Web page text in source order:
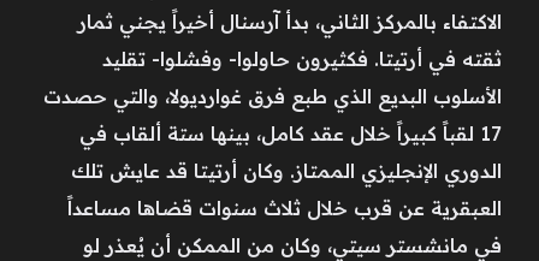
الاكتفاء بالمركز الثاني، بدأ آرسنال أخيراً يجني ثمار
ثقته في أرتيتا. فكثيرون حاولوا- وفشلوا- تقليد
الأسلوب البديع الذي طبع فرق غوارديولا، والتي حصدت
17 لقباً كبيراً خلال عقد كامل، بينها ستة ألقاب في
الدوري الإنجليزي الممتاز. وكان أرتيتا قد عايش تلك
العبقرية عن قرب خلال ثلاث سنوات قضاها مساعداً
في مانشستر سيتي، وكان من الممكن أن يُعذر لو